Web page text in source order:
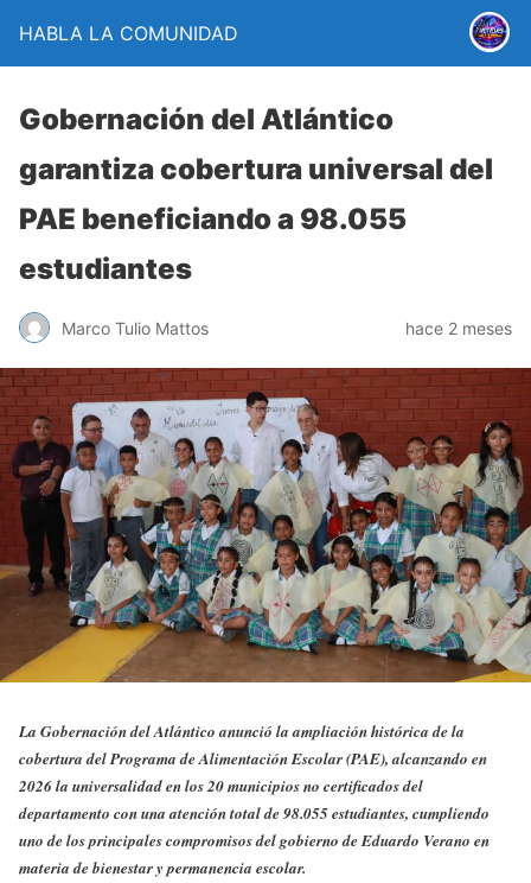
HABLA LA COMUNIDAD
Gobernación del Atlántico
garantiza cobertura universal del
PAE beneficiando a 98.055
estudiantes
Marco Tulio Mattos hace 2 meses
La Gobernación del Atlántico anunció la ampliación histórica de la
cobertura del Programa de Alimentación Escolar (PAE), alcanzando en
2026 la universalidad en los 20 municipios no certificados del
departamento con una atención total de 98.055 estudiantes, cumpliendo
uno de los principales compromisos del gobierno de Eduardo Verano en
materia de bienestar y permanencia escolar.